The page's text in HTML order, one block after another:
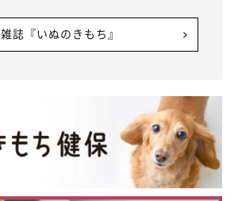
雑誌『いぬのきもち』